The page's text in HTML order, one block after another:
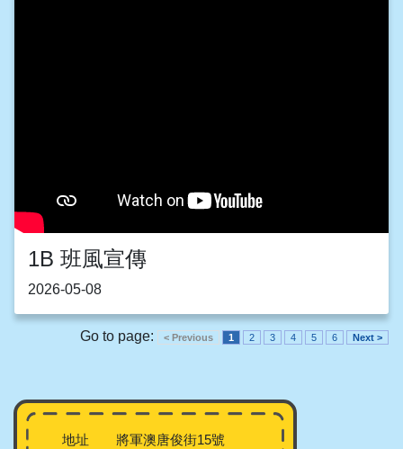
1B 班風宣傳
2026-05-08
Go to page: < Previous 1 2 3 4 5 6 Next >
地址 將軍澳唐俊街15號